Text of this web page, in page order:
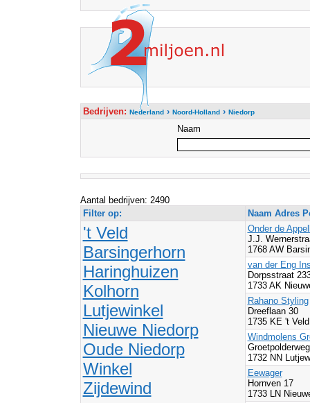
Bedrijven: Nederland› Noord-Holland› Niedorp
Naam
Aantal bedrijven: 2490
Filter op:
Naam Adres
't Veld
Barsingerhorn
Haringhuizen
Kolhorn
Lutjewinkel
Nieuwe Niedorp
Oude Niedorp
Winkel
Zijdewind
Onder de
J.J.
1768 AW
van der Eng
Dorpsstraat
1733 AK
Rahano Styling
Dreeflaan 30
1735 KE 't
Windmolens
1732 NN
Eewager
Hornven 17
1733 LN